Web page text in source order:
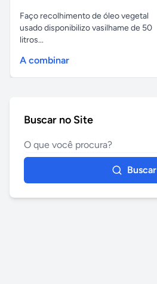
Faço recolhimento de óleo vegetal
usado disponibilizo vasilhame de 50
litros...
A combinar
Buscar no Site
Buscar